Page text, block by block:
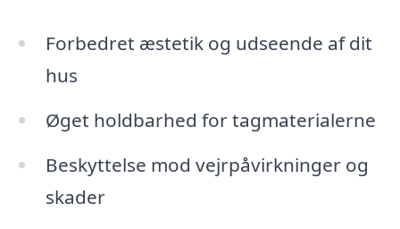
Forbedret æstetik og udseende af dit
hus
Øget holdbarhed for tagmaterialerne
Beskyttelse mod vejrpåvirkninger og
skader